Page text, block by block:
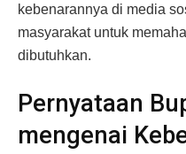
kebenarannya di media
masyarakat untuk
dibutuhkan.
Pernyataan
mengenai